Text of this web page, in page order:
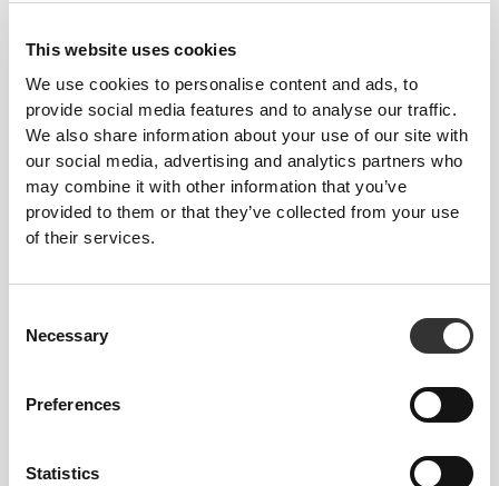
This website uses cookies
We use cookies to personalise content and ads, to
provide social media features and to analyse our traffic.
We also share information about your use of our site with
our social media, advertising and analytics partners who
may combine it with other information that you’ve
provided to them or that they’ve collected from your use
of their services.
Selection
Necessary
Preferences
Statistics
€23.79 €27.99
15%
Πρωτεΐνη Καπουτσίνο -
Έξτρα Καφεΐνη 400 g
€23.79 €27.99
15%
Πρωτεϊνικός Καραμελένιος
Λάτε - Έξτρα Καφεΐνη 400 g
€22.39 €27.99